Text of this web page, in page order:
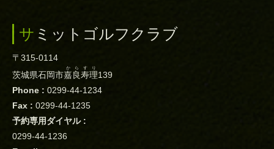
サミットゴルフクラブ
〒315-0114
茨城県石岡市嘉良寿理
からすり
139
Phone : 0299-44-1234
Fax : 0299-44-1235
予約専用ダイヤル :
0299-44-1236